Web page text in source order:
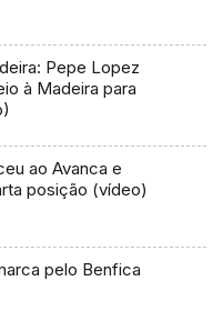
Pepe Lopez
à Madeira para
ao Avanca e
posição (vídeo)
pelo Benfica